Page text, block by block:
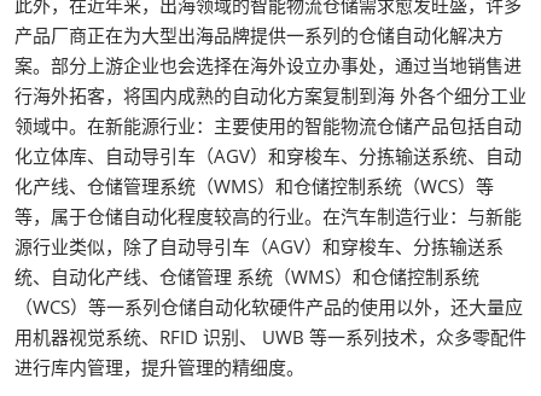
此外，在近年来，出海领域的智能物流仓储需求愈发旺盛，许多
产品厂商正在为大型出海品牌提供一系列的仓储自动化解决方
案。部分上游企业也会选择在海外设立办事处，通过当地销售进
行海外拓客，将国内成熟的自动化方案复制到海 外各个细分工业
领域中。在新能源行业：主要使用的智能物流仓储产品包括自动
化立体库、自动导引车（AGV）和穿梭车、分拣输送系统、自动
化产线、仓储管理系统（WMS）和仓储控制系统（WCS）等
等，属于仓储自动化程度较高的行业。在汽车制造行业：与新能
源行业类似，除了自动导引车（AGV）和穿梭车、分拣输送系
统、自动化产线、仓储管理 系统（WMS）和仓储控制系统
（WCS）等一系列仓储自动化软硬件产品的使用以外，还大量应
用机器视觉系统、RFID 识别、 UWB 等一系列技术，众多零配件
进行库内管理，提升管理的精细度。